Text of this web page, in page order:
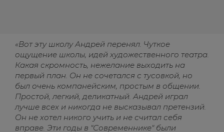
«Вот эту школу Андрей перенял. Чуткое
ощущение школы, идей художественного театра.
Какая скромность, нежелание выходить на
первый план. Он не сочетался с тусовкой, но
был очень компанейским, простым в общении.
Простой, легкий, деликатный. Андрей играл
лучше всех и никогда не высказывал претензий.
Он не хотел никого учить и не считал себя
вправе. Эти годы в "Современнике" были